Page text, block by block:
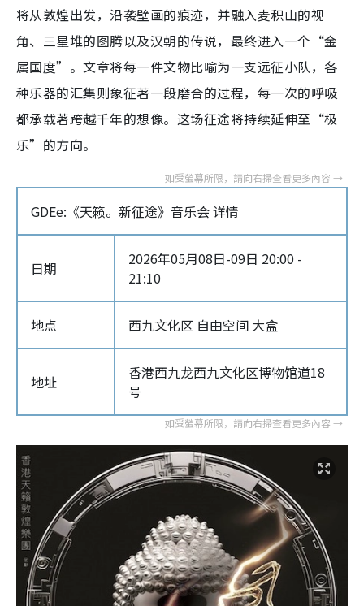
将从敦煌出发，沿袭壁画的痕迹，并融入麦积山的视
角、三星堆的图腾以及汉朝的传说，最终进入一个“金
属国度”。文章将每一件文物比喻为一支远征小队，各
种乐器的汇集则象征著一段磨合的过程，每一次的呼吸
都承载著跨越千年的想像。这场征途将持续延伸至“极
乐”的方向。
GDEe:《天籁。新征途》音乐会 详情
日期
2026年05月08日-09日 20:00 -
21:10
地点 西九文化区 自由空间 大盒
地址
香港西九龙西九文化区博物馆道18
号